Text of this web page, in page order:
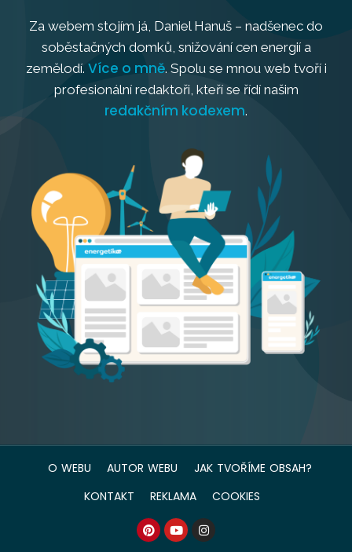
Za webem stojím já, Daniel Hanuš – nadšenec do
soběstačných domků, snižování cen energií a
zemělodí. Více o mně. Spolu se mnou web tvoří i
profesionální redaktoři, kteří se řídí našim
redakčním kodexem.
O WEBU AUTOR WEBU
JAK TVOŘÍME OBSAH?
KONTAKT
REKLAMA COOKIES